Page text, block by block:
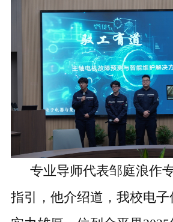
专业导师代表邹庭浪作
指引， 他介绍道， 我校电子